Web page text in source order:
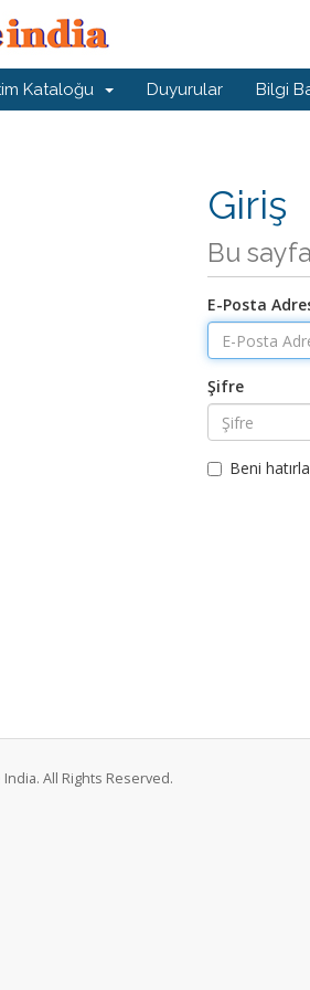
Kataloğu Duyurular Bilgi
Giriş
Bu
E-Posta
Şifre
Beni hatırla
All Rights Reserved.